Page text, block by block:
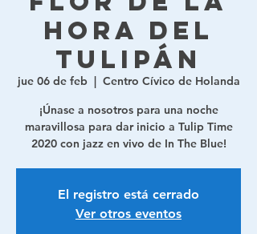
hora del
tulipán
jue 06 de feb
  |
Centro Cívico de Holanda
¡Únase a nosotros para una noche
maravillosa para dar inicio a Tulip Time
2020 con jazz en vivo de In The Blue!
El registro está cerrado
Ver otros eventos